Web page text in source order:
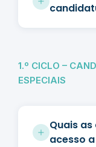
1.º CICLO –
ESPECIAIS
Quais
acesso